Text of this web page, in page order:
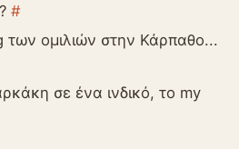
#
ομιλιών στην Κάρπαθο...
σε ένα ινδικό, το my